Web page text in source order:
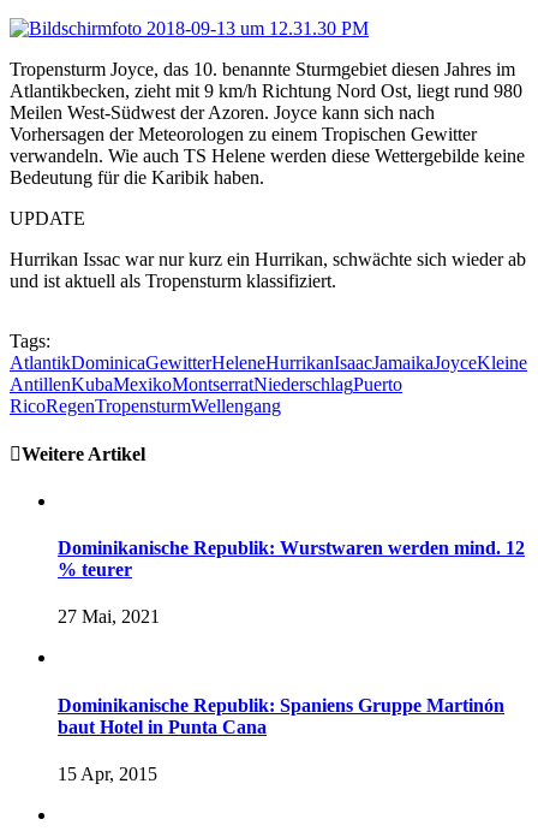
Tropensturm Joyce, das 10. benannte Sturmgebiet diesen Jahres im
Atlantikbecken, zieht mit 9 km/h Richtung Nord Ost, liegt rund 980
Meilen West-Südwest der Azoren. Joyce kann sich nach
Vorhersagen der Meteorologen zu einem Tropischen Gewitter
verwandeln. Wie auch TS Helene werden diese Wettergebilde keine
Bedeutung für die Karibik haben.
UPDATE
Hurrikan Issac war nur kurz ein Hurrikan, schwächte sich wieder ab
und ist aktuell als Tropensturm klassifiziert.
Tags:
AtlantikDominicaGewitterHeleneHurrikanIsaacJamaikaJoyceKleine
AntillenKubaMexikoMontserratNiederschlagPuerto
RicoRegenTropensturmWellengang
Weitere Artikel
Dominikanische Republik: Wurstwaren werden mind. 12
% teurer
27 Mai, 2021
Dominikanische Republik: Spaniens Gruppe Martinón
baut Hotel in Punta Cana
15 Apr, 2015